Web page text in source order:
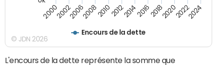
Encours de la dette
200020022006200820102012201420162018202020222024
© JDN 2026
L'encours de la dette représente la somme que